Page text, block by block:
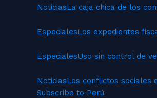
NoticiasLa caja chica de los
EspecialesLos expedientes
EspecialesUso sin control de
NoticiasLos conflictos sociales
Subscribe to Perú